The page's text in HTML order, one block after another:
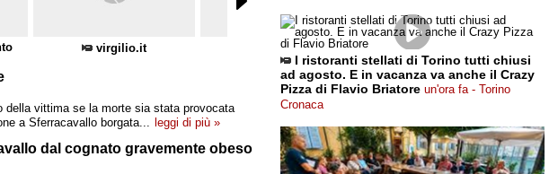
virgilio.it adnkronos Grandangolo Agrigento
della vittima se la morte sia stata provocata
a Sferracavallo borgata... leggi di più »
dal cognato gravemente obeso
I ristoranti stellati di Torino tutti chiusi
ad agosto. E in vacanza va anche il Crazy
Pizza di Flavio Briatore un'ora fa - Torino
Cronaca